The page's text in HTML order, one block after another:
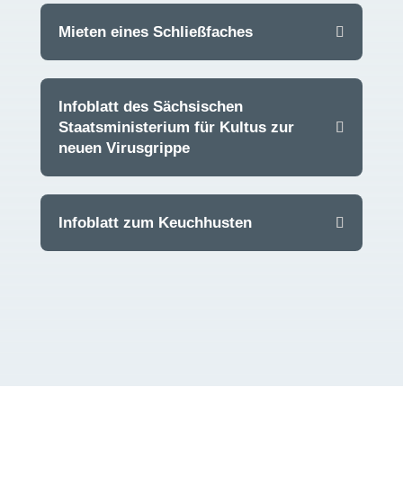
Mieten eines Schließfaches
Infoblatt des Sächsischen
Staatsministerium für Kultus zur
neuen Virusgrippe
Infoblatt zum Keuchhusten